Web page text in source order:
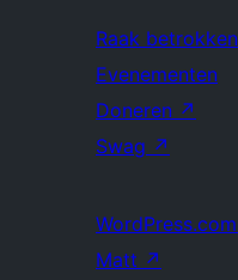
Raak betrokken
Evenementen
Doneren ↗
Swag ↗
WordPress.com
Matt ↗